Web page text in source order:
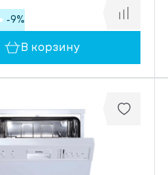
-9%
В корзину